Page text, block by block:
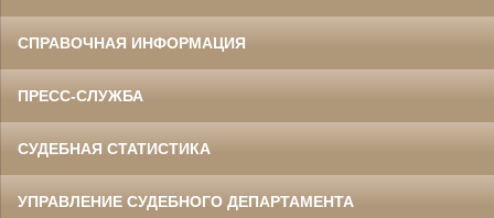
СПРАВОЧНАЯ ИНФОРМАЦИЯ
ПРЕСС-СЛУЖБА
СУДЕБНАЯ СТАТИСТИКА
УПРАВЛЕНИЕ СУДЕБНОГО ДЕПАРТАМЕНТА